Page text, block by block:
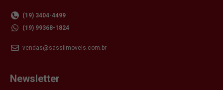
(19) 3404-4499
(19) 99368-1824
vendas@sassiimoveis.com.br
Newsletter